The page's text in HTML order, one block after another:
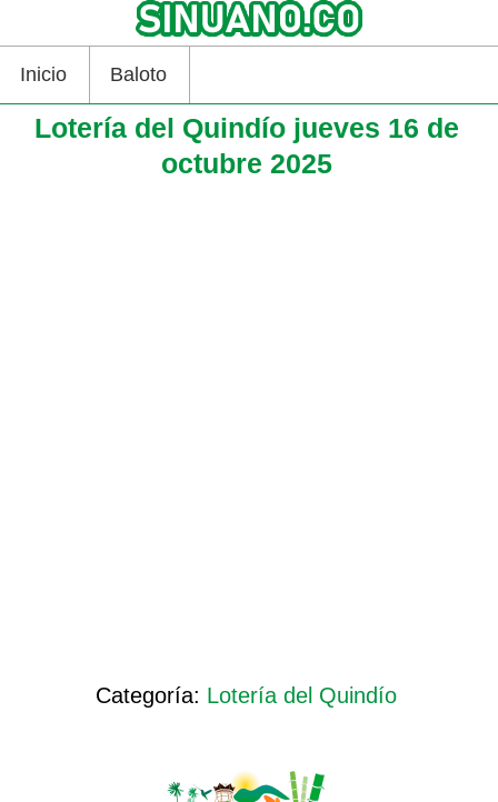
Inicio Baloto
Lotería del Quindío jueves 16 de
octubre 2025
Categoría: Lotería del Quindío